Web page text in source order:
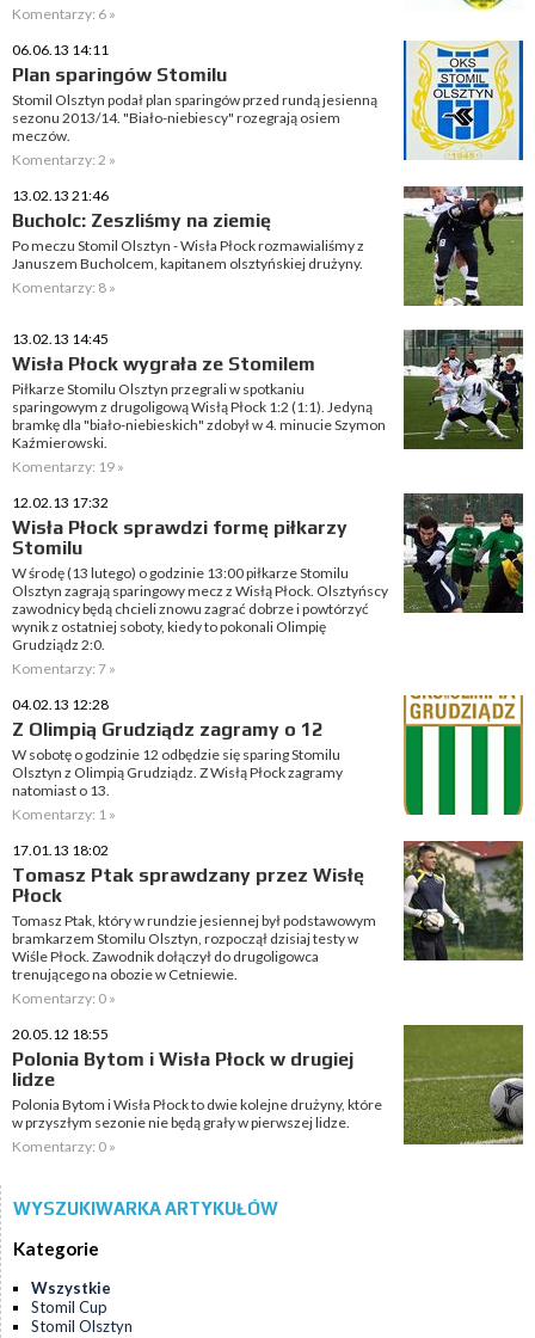
Komentarzy: 6 »
06.06.13 14:11
Plan sparingów Stomilu
Stomil Olsztyn podał plan sparingów przed rundą jesienną
sezonu 2013/14. "Biało-niebiescy" rozegrają osiem
meczów.
Komentarzy: 2 »
13.02.13 21:46
Bucholc: Zeszliśmy na ziemię
Po meczu Stomil Olsztyn - Wisła Płock rozmawialiśmy z
Januszem Bucholcem, kapitanem olsztyńskiej drużyny.
Komentarzy: 8 »
13.02.13 14:45
Wisła Płock wygrała ze Stomilem
Piłkarze Stomilu Olsztyn przegrali w spotkaniu
sparingowym z drugoligową Wisłą Płock 1:2 (1:1). Jedyną
bramkę dla "biało-niebieskich" zdobył w 4. minucie Szymon
Kaźmierowski.
Komentarzy: 19 »
12.02.13 17:32
Wisła Płock sprawdzi formę piłkarzy
Stomilu
W środę (13 lutego) o godzinie 13:00 piłkarze Stomilu
Olsztyn zagrają sparingowy mecz z Wisłą Płock. Olsztyńscy
zawodnicy będą chcieli znowu zagrać dobrze i powtórzyć
wynik z ostatniej soboty, kiedy to pokonali Olimpię
Grudziądz 2:0.
Komentarzy: 7 »
04.02.13 12:28
Z Olimpią Grudziądz zagramy o 12
W sobotę o godzinie 12 odbędzie się sparing Stomilu
Olsztyn z Olimpią Grudziądz. Z Wisłą Płock zagramy
natomiast o 13.
Komentarzy: 1 »
17.01.13 18:02
Tomasz Ptak sprawdzany przez Wisłę
Płock
Tomasz Ptak, który w rundzie jesiennej był podstawowym
bramkarzem Stomilu Olsztyn, rozpoczął dzisiaj testy w
Wiśle Płock. Zawodnik dołączył do drugoligowca
trenującego na obozie w Cetniewie.
Komentarzy: 0 »
20.05.12 18:55
Polonia Bytom i Wisła Płock w drugiej
lidze
Polonia Bytom i Wisła Płock to dwie kolejne drużyny, które
w przyszłym sezonie nie będą grały w pierwszej lidze.
Komentarzy: 0 »
WYSZUKIWARKA ARTYKUŁÓW
Kategorie
Wszystkie
Stomil Cup
Stomil Olsztyn